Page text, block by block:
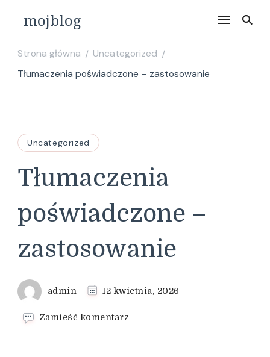
mojblog
Strona główna / Uncategorized /
Tłumaczenia poświadczone – zastosowanie
Uncategorized
Tłumaczenia
poświadczone –
zastosowanie
admin 12 kwietnia, 2026
Zamieść komentarz